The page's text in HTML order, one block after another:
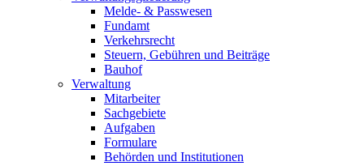
Melde- & Passwesen
Fundamt
Verkehrsrecht
Steuern, Gebühren und Beiträge
Bauhof
Verwaltung
Mitarbeiter
Sachgebiete
Aufgaben
Formulare
Behörden und Institutionen